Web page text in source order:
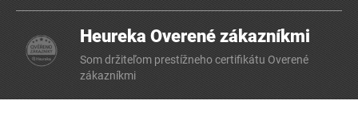
Heureka Overené zákazníkmi
Som držiteľom prestížneho certifikátu Overené
zákazníkmi